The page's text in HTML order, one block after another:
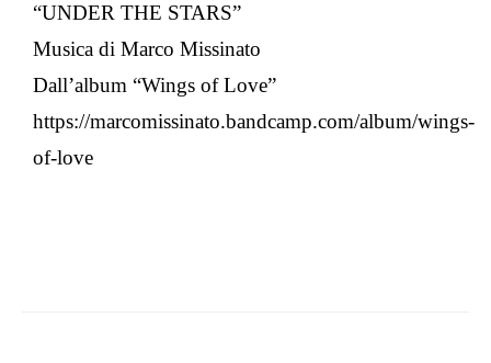
“UNDER THE STARS”
Musica di Marco Missinato
Dall’album “Wings of Love”
https://marcomissinato.bandcamp.com/album/wings-
of-love